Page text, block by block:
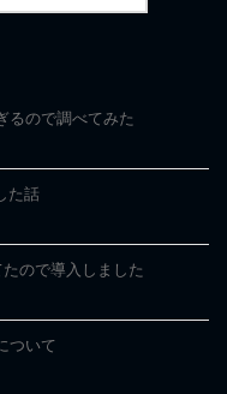
るので調べてみた
た話
ので導入しました
ついて